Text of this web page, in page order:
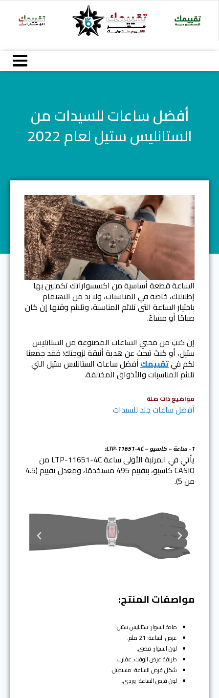
تخطي
المحتوى
أفضل ساعات للسيدات من
الستانليس ستيل لعام 2022
الساعة قطعة أساسية من اكسسواراتك تكملين بها
إطلالتك، خاصة في المناسبات، ولا بد من الاهتمام
باختيار الساعة التي تلائم المناسبة، وتلائم وقتها إن كان
صباحًا أو مساءً.
إن كنتِ من محبي الساعات المصنوعة من الستانليس
ستيل، أو كنتَ تبحث عن هدية أنيقة لزوجتك؛ فقد جمعنا
لكم فيتقييمكأفضل ساعات الستانليس ستيل التي
تلائم المناسبات والأذواق المختلفة.
مواضيع ذات صلة
أفضل ساعات جلد للسيدات
1- ساعة – كاسيو – LTP-11651-4C:
يأتي في المرتبة الأولى ساعة LTP-11651-4C من
CASIO كاسيو، بتقييم 495 مستخدمًا، ومعدل تقييم (4.5
من 5).
P
r
e
u
s
N
e
مواصفات المنتج:
مادة السوار: ستانليس ستيل.
عرض الساعة: 21 ملم.
لون السوار: فضي.
طريقة عرض الوقت: عقارب.
شكل قرص الساعة: مستطيل.
لون قرص الساعة: وردي.